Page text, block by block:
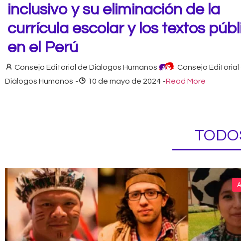
inclusivo y su eliminación de la
currícula escolar y los textos
en el Perú
Consejo Editorial de Diálogos Humanos
Consejo Editorial
Diálogos Humanos - 10 de mayo de 2024 -Read More